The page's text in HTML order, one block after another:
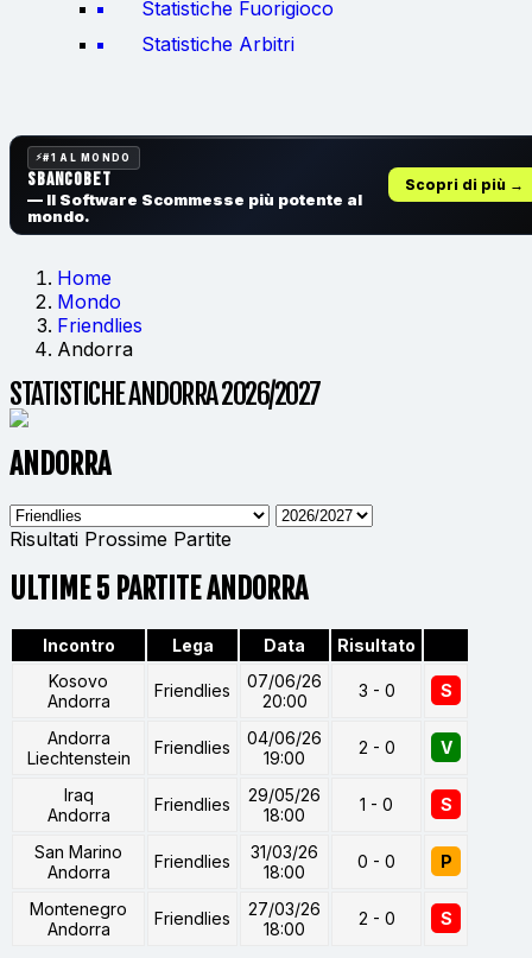
Statistiche Fuorigioco
Statistiche Arbitri
#1 AL MONDO
SbancoBet
— Il Software Scommesse più potente al
mondo.
Scopri di più →
Home
Mondo
Friendlies
Andorra
STATISTICHE ANDORRA 2026/2027
ANDORRA
Risultati Prossime Partite
ULTIME 5 PARTITE ANDORRA
Incontro Lega Data
Risultato
Kosovo
Andorra
Friendlies
07/06/26
20:00
3 - 0 S
Andorra
Liechtenstein
Friendlies
04/06/26
19:00
2 - 0 V
Iraq
Andorra
Friendlies
29/05/26
18:00
1 - 0 S
San Marino
Andorra
Friendlies
31/03/26
18:00
0 - 0 P
Montenegro
Andorra
Friendlies
27/03/26
18:00
2 - 0 S